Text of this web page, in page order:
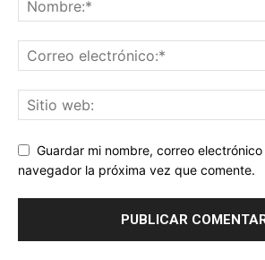
Guardar mi nombre, correo
navegador la próxima vez que comente.